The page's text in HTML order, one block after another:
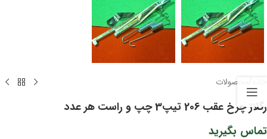
محصولات
رگلاژ چرخ عقب 206 تیپ3 چپ و راست هر عدد
تماس بگیرید